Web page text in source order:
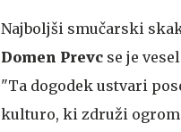
Najboljši smučarski
Domen Prevc se je
"Ta dogodek ustvari
kulturo, ki združi